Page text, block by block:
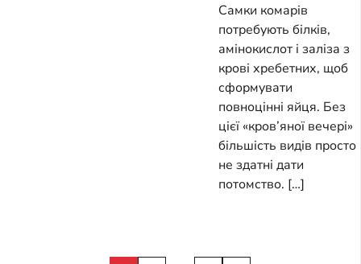
Самки комарів
потребують білків,
амінокислот і заліза з
крові хребетних, щоб
сформувати
повноцінні яйця. Без
цієї «кров’яної вечері»
більшість видів просто
не здатні дати
потомство. […]